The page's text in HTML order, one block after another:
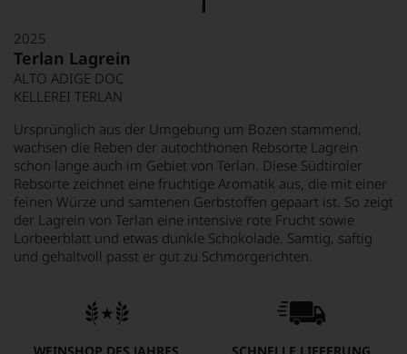
2025
Terlan Lagrein
ALTO ADIGE DOC
KELLEREI TERLAN
Ursprünglich aus der Umgebung um Bozen stammend,
wachsen die Reben der autochthonen Rebsorte Lagrein
schon lange auch im Gebiet von Terlan. Diese Südtiroler
Rebsorte zeichnet eine fruchtige Aromatik aus, die mit einer
feinen Würze und samtenen Gerbstoffen gepaart ist. So zeigt
der Lagrein von Terlan eine intensive rote Frucht sowie
Lorbeerblatt und etwas dunkle Schokolade. Samtig, saftig
und gehaltvoll passt er gut zu Schmorgerichten.